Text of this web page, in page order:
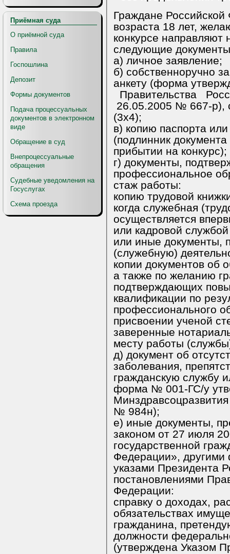
Приёмная суда
О приёмной суда
Правила
Госпошлина
Депозит
Формы документов
Подача процессуальных
документов в электронном
виде
Обращение в суд
Внепроцессуальные
обращения
Судебные уведомления на
Госуслугах
Схема проезда
Граждане
возраста 18 лет,
конкурсе направляют на
следующие
а) личное заявление;
б) собственноручно
анкету (форма
Правительства Российской Федерации от
26.05.2005 № 667-р), с приложением фотографии
(3х4);
в) копию паспорта или
(подлинник
прибытии на конкурс);
г) документы,
профессиональное
стаж работы:
копию трудовой книжки
когда служебная
осуществляется впервые), заверенную
или кадровой
или иные документы, подтверждающие трудовую
(служебную)
копии документов об
а также по желанию
подтверждающих повышение или присвоение
квалификации по
профессионального
присвоении ученой
заверенные
месту работы
д) документ об
заболевания,
гражданскую службу или ее
форма № 001-ГС/у
Минздравсоцразвития России от 14 декабря 2009
№ 984н);
е) иные документы,
законом от 27 июля 2004 г. № 79-
государственной
Федерации»,
указами Президента Российской Федерации и
постановлениями
Федерации:
справку о доходах,
обязательствах
гражданина,
должности
(утверждена Указом